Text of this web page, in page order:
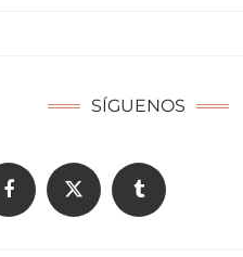
SÍGUENOS